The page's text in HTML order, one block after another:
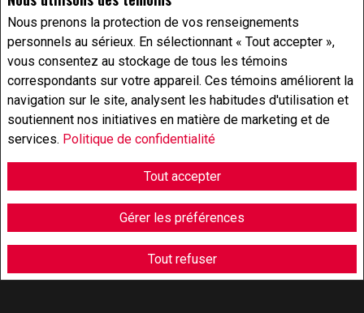
Nous prenons la protection de vos renseignements
personnels au sérieux. En sélectionnant « Tout accepter »,
vous consentez au stockage de tous les témoins
correspondants sur votre appareil. Ces témoins améliorent la
navigation sur le site, analysent les habitudes d'utilisation et
soutiennent nos initiatives en matière de marketing et de
services. Politique de confidentialité
Tout accepter
Gérer les préférences
Tout refuser